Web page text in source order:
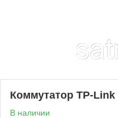
Коммутатор TP-Link
В наличии